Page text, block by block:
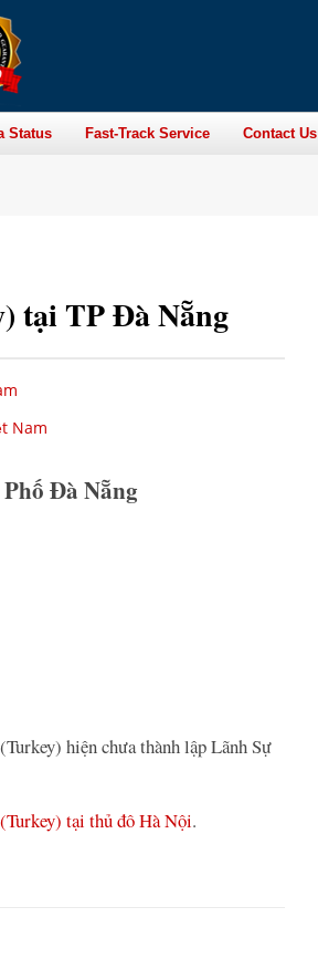
Status Fast-Track Service Contact Us
tại TP Đà Nẵng
Nam
Đà Nẵng
hiện chưa thành lập Lãnh Sự
tại thủ đô Hà Nội.